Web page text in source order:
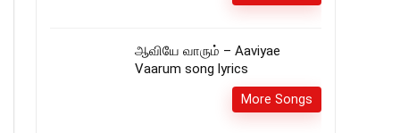
ஆவியே வாரும் – Aaviyae
Vaarum song lyrics
More Songs